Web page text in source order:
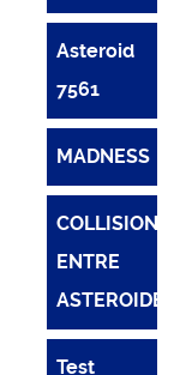
Asteroid
7561
MADNESS
COLLISIONS
ENTRE
ASTEROIDES
Test